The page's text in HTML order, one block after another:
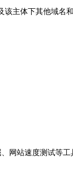
主体下其他域名
网站速度测试等工